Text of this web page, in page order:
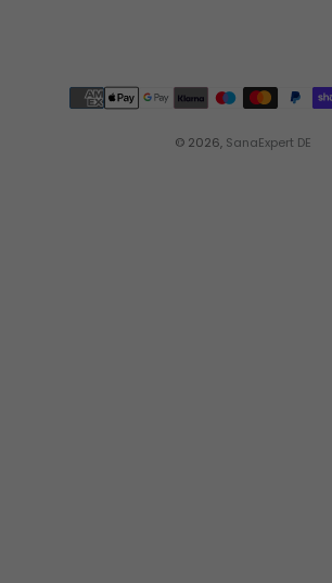
© 2026, SanaExpert DE